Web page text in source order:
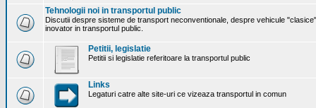
Tehnologii noi in transportul public
Discutii despre sisteme de transport neconventionale, despre vehicule
inovator in transportul public.
Petitii, legislatie
Petitii si legislatie referitoare la transportul public
Links
Legaturi catre alte site-uri ce vizeaza transportul in comun